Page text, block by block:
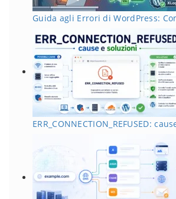
Guida agli Errori di WordPress:
ERR_CONNECTION_REFUSED: